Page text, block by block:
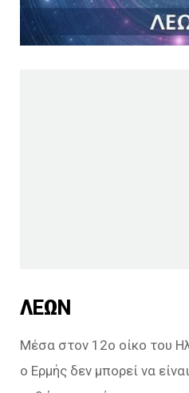
ΛΕΩΝ
Μέσα στον 12ο οίκο του
ο Ερμής δεν μπορεί να